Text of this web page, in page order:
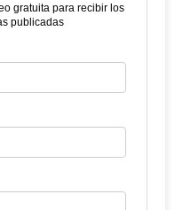
gratuita para recibir los
publicadas